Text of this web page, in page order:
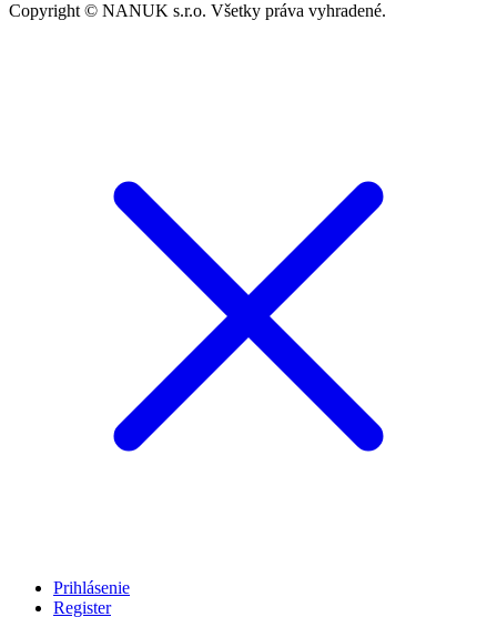
Copyright © NANUK s.r.o. Všetky práva vyhradené.
Prihlásenie
Register